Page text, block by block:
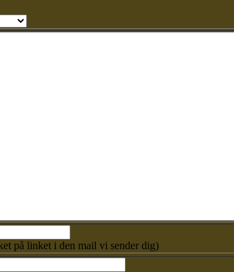
på linket i den mail vi sender dig)